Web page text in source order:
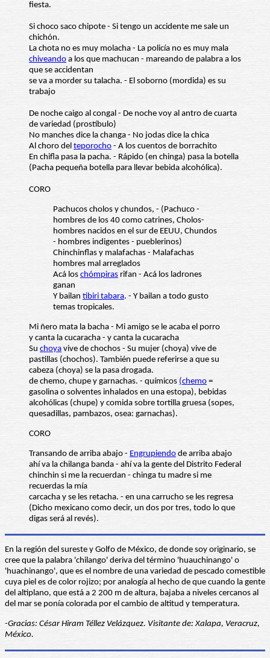
fiesta.
Si choco saco chipote - Si tengo un accidente me sale un
chichón.
La chota no es muy molacha - La policía no es muy mala
chiveando a los que machucan - mareando de palabra a los
que se accidentan
se va a morder su talacha. - El soborno (mordida) es su
trabajo
De noche caigo al congal - De noche voy al antro de cuarta
de variedad (prostíbulo)
No manches dice la changa - No jodas dice la chica
Al choro del teporocho - A los cuentos de borrachito
En chifla pasa la pacha. - Rápido (en chinga) pasa la botella
(Pacha pequeña botella para llevar bebida alcohólica).
CORO
Pachucos cholos y chundos, - (Pachuco -
hombres de los 40 como catrines, Cholos-
hombres nacidos en el sur de EEUU, Chundos
- hombres indigentes - pueblerinos)
Chinchinflas y malafachas - Malafachas
hombres mal arreglados
Acá los chómpiras rifan - Acá los ladrones
ganan
Y bailan tibiri tabara. - Y bailan a todo gusto
temas tropicales.
Mi ñero mata la bacha - Mi amigo se le acaba el porro
y canta la cucaracha - y canta la cucaracha
Su choya vive de chochos - Su mujer (choya) vive de
pastillas (chochos). También puede referirse a que su
cabeza (choya) se la pasa drogada.
de chemo, chupe y garnachas. - químicos (chemo =
gasolina o solventes inhalados en una estopa), bebidas
alcohólicas (chupe) y comida sobre tortilla gruesa (sopes,
quesadillas, pambazos, osea: garnachas).
CORO
Transando de arriba abajo - Engrupiendo de arriba abajo
ahí va la chilanga banda - ahí va la gente del Distrito Federal
chinchin si me la recuerdan - chinga tu madre si me
recuerdas la mía
carcacha y se les retacha. - en una carrucho se les regresa
(Dicho mexicano como decir, un dos por tres, todo lo que
digas será al revés).
En la región del sureste y Golfo de México, de donde soy originario, se
cree que la palabra 'chilango' deriva del término 'huauchinango' o
'huachinango', que es el nombre de una variedad de pescado comestible
cuya piel es de color rojizo; por analogía al hecho de que cuando la gente
del altiplano, que está a 2 200 m de altura, bajaba a niveles cercanos al
del mar se ponía colorada por el cambio de altitud y temperatura.
-Gracias: César Hiram Téllez Velázquez. Visitante de: Xalapa, Veracruz,
México.